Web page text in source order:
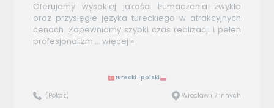
Oferujemy wysokiej jakości tłumaczenia zwykłe
oraz przysięgłe języka tureckiego w atrakcyjnych
cenach. Zapewniamy szybki czas realizacji i pełen
profesjonalizm.... więcej »
turecki–polski
(Pokaż) Wrocław i 7 innych